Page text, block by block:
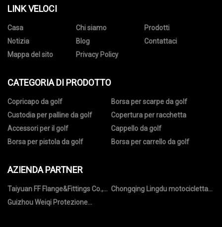
LINK VELOCI
Casa Chi siamo
Prodotti
Notizia
Blog
Contattaci
Mappa del sito
Privacy Policy
CATEGORIA DI PRODOTTO
Copricapo da golf
Borsa per scarpe da golf
Custodia per palline da golf
Copertura per racchetta
Accessori per il golf
Cappello da golf
Borsa per pistola da golf
Borsa per carrello da golf
AZIENDA PARTNER
Taiyuan FF Flange&Fittings Co.,
Ltd
Chongqing Lingdu motocicletta
Guizhou Weiqi Protezione